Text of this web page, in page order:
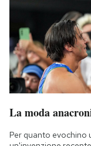
La moda
Per quanto evochino